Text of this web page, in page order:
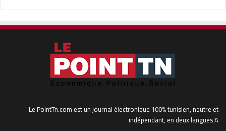
Le PointTn.com est un journal électronique 100% tunisien, neutre et
indépendant, en deux langues A